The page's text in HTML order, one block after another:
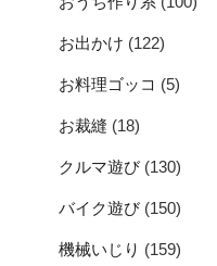
お出かけ (122)
お料理ゴッコ (5)
お裁縫 (18)
クルマ遊び (130)
バイク遊び (150)
機械いじり (159)